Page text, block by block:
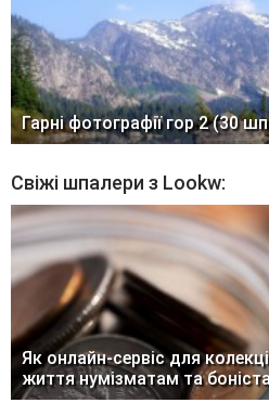
Гарні фотографії гор 2 (30
Свіжі шпалери з Lookw:
Як онлайн-сервіс для
життя нумізматам та